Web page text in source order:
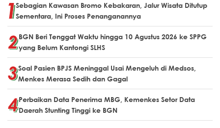
Sebagian Kawasan Bromo Kebakaran, Jalur Wisata Ditutup
Sementara, Ini Proses Penanganannya
BGN Beri Tenggat Waktu hingga 10 Agustus 2026 ke SPPG
yang Belum Kantongi SLHS
Soal Pasien BPJS Meninggal Usai Mengeluh di Medsos,
Menkes Merasa Sedih dan Gagal
Perbaikan Data Penerima MBG, Kemenkes Setor Data
Daerah Stunting Tinggi ke BGN